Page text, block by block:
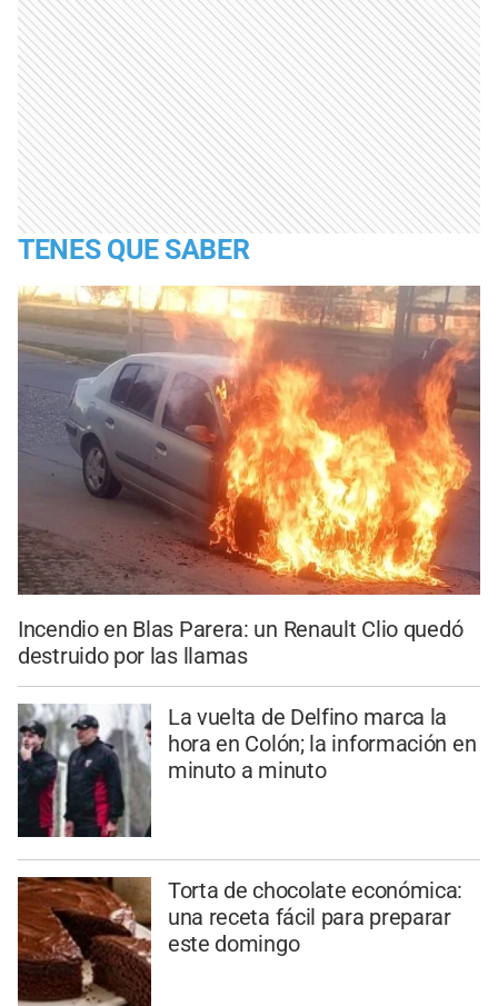
TENES QUE SABER
Incendio en Blas Parera: un Renault Clio quedó
destruido por las llamas
La vuelta de Delfino marca la
hora en Colón; la información en
minuto a minuto
Torta de chocolate económica:
una receta fácil para preparar
este domingo